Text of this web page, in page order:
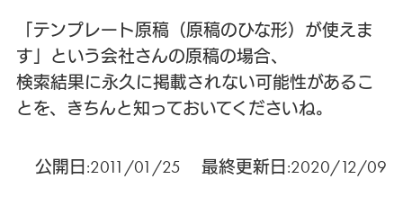
「テンプレート原稿（原稿のひな形）が使えま
す」という会社さんの原稿の場合、
検索結果に永久に掲載されない可能性があるこ
とを、きちんと知っておいてくださいね。
公開日:2011/01/25 最終更新日:2020/12/09